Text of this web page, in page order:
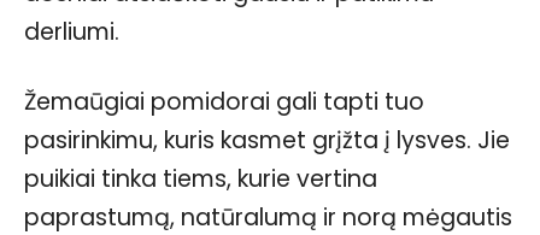
derliumi.
Žemaūgiai pomidorai gali tapti tuo
pasirinkimu, kuris kasmet grįžta į lysves. Jie
puikiai tinka tiems, kurie vertina
paprastumą, natūralumą ir norą mėgautis